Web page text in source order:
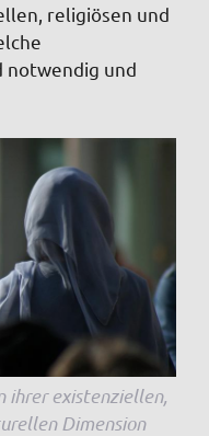
religiösen und
notwendig und
ihrer existenziellen,
Dimension